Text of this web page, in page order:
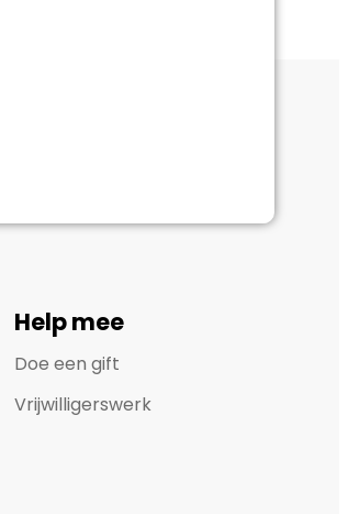
Help mee
Doe een gift
Vrijwilligerswerk